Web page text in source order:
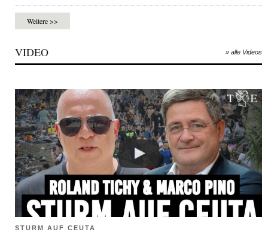
Weitere >>
VIDEO » alle Videos
STURM AUF CEUTA